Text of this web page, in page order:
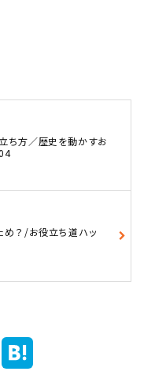
ち方／歴史を動かすお
め？/お役立ち道ハッ